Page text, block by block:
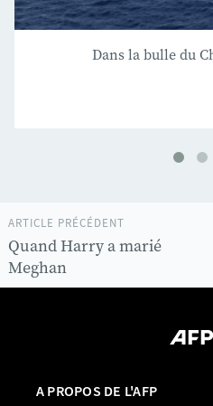
Dans la bulle du
ARTICLE PRÉCÉDENT
Quand Harry a marié
Meghan
A PROPOS DE L'AFP